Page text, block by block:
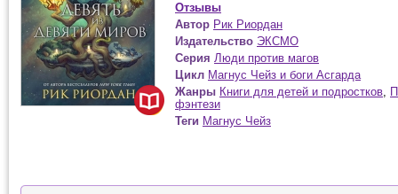
Отзывы
Автор Рик Риордан
Издательство ЭКСМО
Серия Люди против магов
Цикл Магнус Чейз и боги Асгарда
Жанры Книги для детей и подростков,
фэнтези
Теги Магнус Чейз